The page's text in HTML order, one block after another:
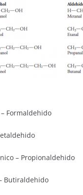
Formaldehido
– Propionaldehido
Butiraldehido